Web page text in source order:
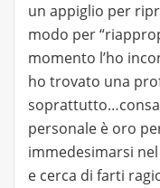
un appiglio per
modo per
momento l’ho
ho trovato una
personale è oro
immedesimarsi
e cerca di farti